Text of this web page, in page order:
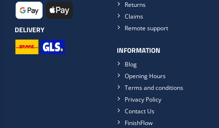
DELIVERY
Returns
Claims
Remote support
INFORMATION
Blog
Opening Hours
Terms and conditions
Privacy Policy
Contact Us
FinishFlow